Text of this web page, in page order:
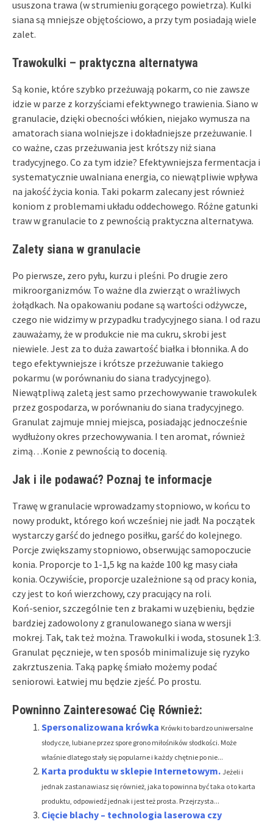
ususzona trawa (w strumieniu gorącego powietrza). Kulki
siana są mniejsze objętościowo, a przy tym posiadają wiele
zalet.
Trawokulki – praktyczna alternatywa
Są konie, które szybko przeżuwają pokarm, co nie zawsze
idzie w parze z korzyściami efektywnego trawienia. Siano w
granulacie, dzięki obecności włókien, niejako wymusza na
amatorach siana wolniejsze i dokładniejsze przeżuwanie. I
co ważne, czas przeżuwania jest krótszy niż siana
tradycyjnego. Co za tym idzie? Efektywniejsza fermentacja i
systematycznie uwalniana energia, co niewątpliwie wpływa
na jakość życia konia. Taki pokarm zalecany jest również
koniom z problemami układu oddechowego. Różne gatunki
traw w granulacie to z pewnością praktyczna alternatywa.
Zalety siana w granulacie
Po pierwsze, zero pyłu, kurzu i pleśni. Po drugie zero
mikroorganizmów. To ważne dla zwierząt o wrażliwych
żołądkach. Na opakowaniu podane są wartości odżywcze,
czego nie widzimy w przypadku tradycyjnego siana. I od razu
zauważamy, że w produkcie nie ma cukru, skrobi jest
niewiele. Jest za to duża zawartość białka i błonnika. A do
tego efektywniejsze i krótsze przeżuwanie takiego
pokarmu (w porównaniu do siana tradycyjnego).
Niewątpliwą zaletą jest samo przechowywanie trawokulek
przez gospodarza, w porównaniu do siana tradycyjnego.
Granulat zajmuje mniej miejsca, posiadając jednocześnie
wydłużony okres przechowywania. I ten aromat, również
zimą…Konie z pewnością to docenią.
Jak i ile podawać? Poznaj te informacje
Trawę w granulacie wprowadzamy stopniowo, w końcu to
nowy produkt, którego koń wcześniej nie jadł. Na początek
wystarczy garść do jednego posiłku, garść do kolejnego.
Porcje zwiększamy stopniowo, obserwując samopoczucie
konia. Proporcje to 1-1,5 kg na każde 100 kg masy ciała
konia. Oczywiście, proporcje uzależnione są od pracy konia,
czy jest to koń wierzchowy, czy pracujący na roli.
Koń-senior, szczególnie ten z brakami w uzębieniu, będzie
bardziej zadowolony z granulowanego siana w wersji
mokrej. Tak, tak też można. Trawokulki i woda, stosunek 1:3.
Granulat pęcznieje, w ten sposób minimalizuje się ryzyko
zakrztuszenia. Taką papkę śmiało możemy podać
seniorowi. Łatwiej mu będzie zjeść. Po prostu.
Powninno Zainteresować Cię Również:
Spersonalizowana krówka Krówki to bardzo uniwersalne
słodycze, lubiane przez spore grono miłośników słodkości. Może
właśnie dlatego stały się popularne i każdy chętnie po nie...
Karta produktu w sklepie Internetowym. Jeżeli i
jednak zastanawiasz się również, jaka to powinna być taka o to karta
produktu, odpowiedź jednak i jest też prosta. Przejrzysta...
Cięcie blachy – technologia laserowa czy